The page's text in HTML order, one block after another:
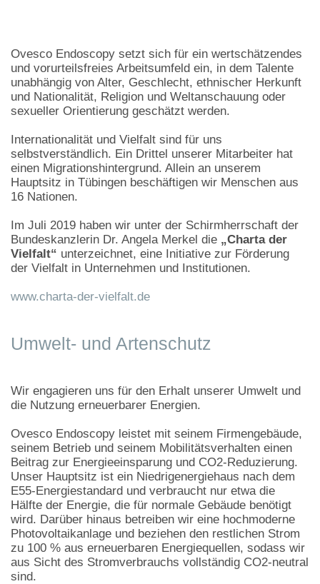
Ovesco Endoscopy setzt sich für ein wertschätzendes
und vorurteilsfreies Arbeitsumfeld ein, in dem Talente
unabhängig von Alter, Geschlecht, ethnischer Herkunft
und Nationalität, Religion und Weltanschauung oder
sexueller Orientierung geschätzt werden.
Internationalität und Vielfalt sind für uns
selbstverständlich. Ein Drittel unserer Mitarbeiter hat
einen Migrationshintergrund. Allein an unserem
Hauptsitz in Tübingen beschäftigen wir Menschen aus
16 Nationen.
Im Juli 2019 haben wir unter der Schirmherrschaft der
Bundeskanzlerin Dr. Angela Merkel die „Charta der
Vielfalt“ unterzeichnet, eine Initiative zur Förderung
der Vielfalt in Unternehmen und Institutionen.
www.charta-der-vielfalt.de
Umwelt- und Artenschutz
Wir engagieren uns für den Erhalt unserer Umwelt und
die Nutzung erneuerbarer Energien.
Ovesco Endoscopy leistet mit seinem Firmengebäude,
seinem Betrieb und seinem Mobilitätsverhalten einen
Beitrag zur Energieeinsparung und CO2-Reduzierung.
Unser Hauptsitz ist ein Niedrigenergiehaus nach dem
E55-Energiestandard und verbraucht nur etwa die
Hälfte der Energie, die für normale Gebäude benötigt
wird. Darüber hinaus betreiben wir eine hochmoderne
Photovoltaikanlage und beziehen den restlichen Strom
zu 100 % aus erneuerbaren Energiequellen, sodass wir
aus Sicht des Stromverbrauchs vollständig CO2-neutral
sind.